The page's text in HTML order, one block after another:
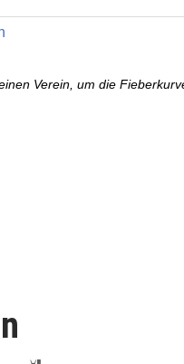
Verein, um die